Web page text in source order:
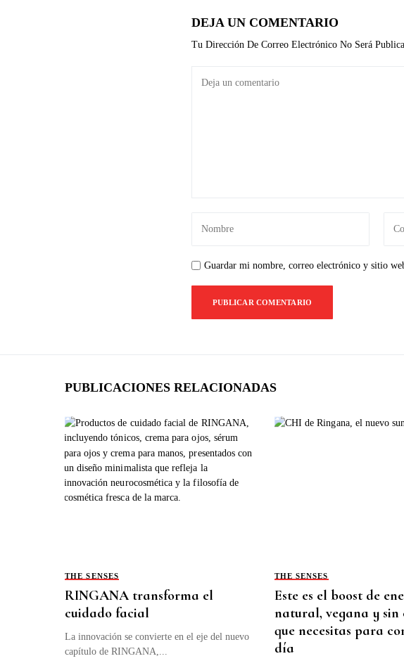
DEJA UN COMENTARIO
Tu Dirección De Correo Electrónico No Será
Guardar mi nombre, correo electrónico y sitio
PUBLICACIONES RELACIONADAS
THE SENSES
RINGANA transforma el
cuidado facial
La innovación se convierte en el eje del nuevo
capítulo de RINGANA,...
THE SENSES
Este es el boost de
natural, vegana y sin
que necesitas para
día